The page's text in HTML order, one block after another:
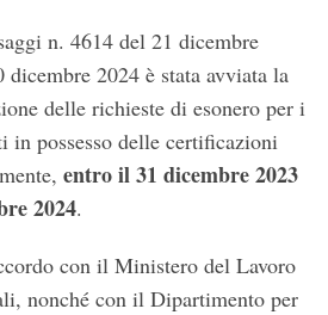
n. 4614 del 21 dicembre
2024 è stata avviata la
delle richieste di esonero per i
in possesso delle certificazioni
entro il 31 dicembre 2023
2024.
con il Ministero del Lavoro
nonché con il Dipartimento per